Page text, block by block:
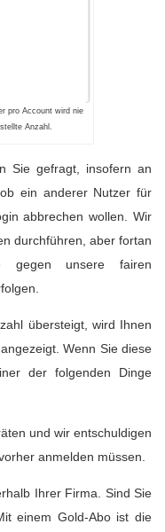
pro Account wird nie
Anzahl.
Sie gefragt, insofern an
ein anderer Nutzer für
abbrechen wollen. Wir
durchführen, aber fortan
unsere fairen
übersteigt, wird Ihnen
Wenn Sie diese
der folgenden Dinge
und wir entschuldigen
anmelden müssen.
Ihrer Firma. Sind Sie
einem Gold-Abo ist die